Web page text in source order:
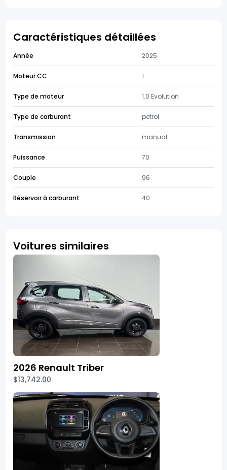
Caractéristiques détaillées
Année 2025
Moteur CC 1
Type de moteur 1.0 Evolution
Type de carburant petrol
Transmission manual
Puissance 70
Couple 96
Réservoir à carburant 40
Voitures similaires
2026 Renault Triber
$13,742.00